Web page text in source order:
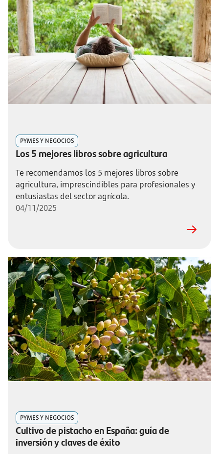
PYMES Y NEGOCIOS
Los 5 mejores libros sobre agricultura
Te recomendamos los 5 mejores libros sobre
agricultura, imprescindibles para profesionales y
entusiastas del sector agrícola.
04/11/2025
PYMES Y NEGOCIOS
Cultivo de pistacho en España: guía de
inversión y claves de éxito